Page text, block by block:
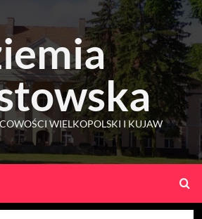
WIELKOPOLSKI I KUJAW